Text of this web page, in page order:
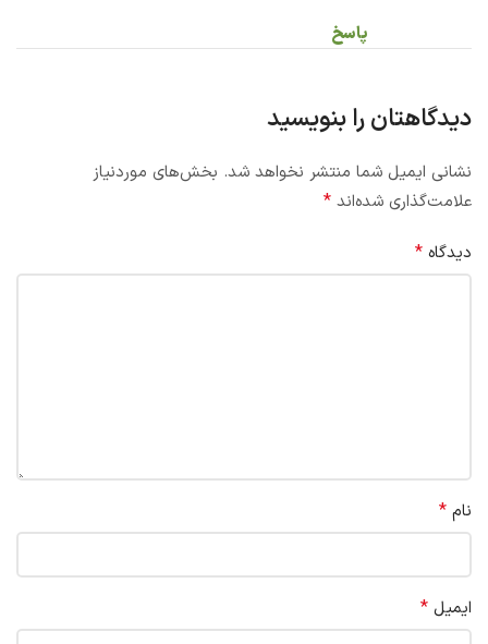
پاسخ
دیدگاهتان را بنویسید
نشانی ایمیل شما منتشر نخواهد شد. بخش‌های موردنیاز
علامت‌گذاری شده‌اند *
دیدگاه *
نام *
ایمیل *